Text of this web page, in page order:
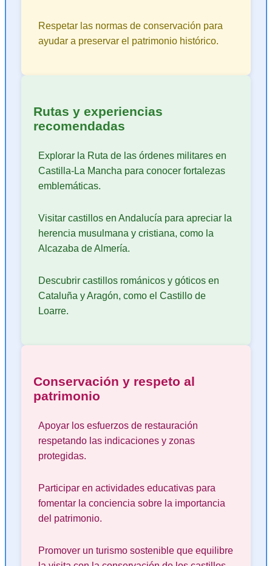
Respetar las normas de conservación para
ayudar a preservar el patrimonio histórico.
Rutas y experiencias
recomendadas
Explorar la Ruta de las órdenes militares en
Castilla-La Mancha para conocer fortalezas
emblemáticas.
Visitar castillos en Andalucía para apreciar la
herencia musulmana y cristiana, como la
Alcazaba de Almería.
Descubrir castillos románicos y góticos en
Cataluña y Aragón, como el Castillo de
Loarre.
Conservación y respeto al
patrimonio
Apoyar los esfuerzos de restauración
respetando las indicaciones y zonas
protegidas.
Participar en actividades educativas para
fomentar la conciencia sobre la importancia
del patrimonio.
Promover un turismo sostenible que equilibre